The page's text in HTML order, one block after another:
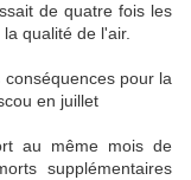
de quatre fois les
qualité de l'air.
pour la
en juillet
au même mois de
supplémentaires